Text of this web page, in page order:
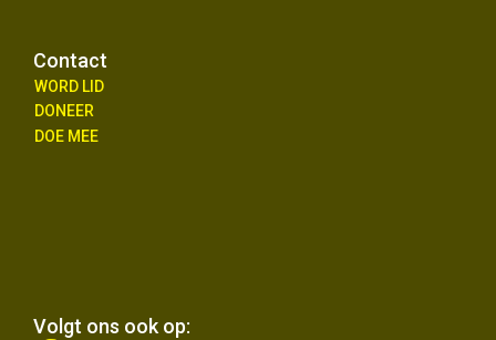
Contact
WORD LID
DONEER
DOE MEE
Volgt ons ook op: